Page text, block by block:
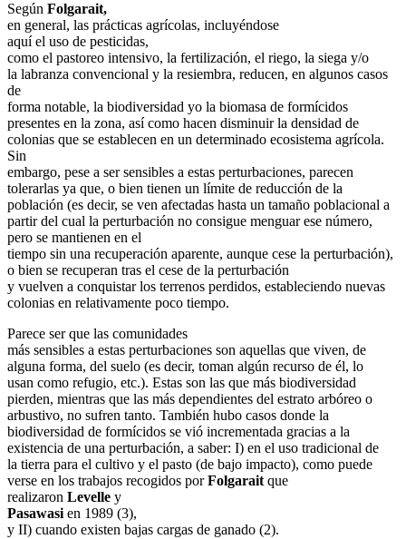
Según Folgarait,
en general, las prácticas agrícolas, incluyéndose
aquí el uso de pesticidas,
como el pastoreo intensivo, la fertilización, el riego, la siega y/o
la labranza convencional y la resiembra, reducen, en algunos casos
de
forma notable, la biodiversidad yo la biomasa de formícidos
presentes en la zona, así como hacen disminuir la densidad de
colonias que se establecen en un determinado ecosistema agrícola.
Sin
embargo, pese a ser sensibles a estas perturbaciones, parecen
tolerarlas ya que, o bien tienen un límite de reducción de la
población (es decir, se ven afectadas hasta un tamaño poblacional a
partir del cual la perturbación no consigue menguar ese número,
pero se mantienen en el
tiempo sin una recuperación aparente, aunque cese la perturbación),
o bien se recuperan tras el cese de la perturbación
y vuelven a conquistar los terrenos perdidos, estableciendo nuevas
colonias en relativamente poco tiempo.
Parece ser que las comunidades
más sensibles a estas perturbaciones son aquellas que viven, de
alguna forma, del suelo (es decir, toman algún recurso de él, lo
usan como refugio, etc.). Estas son las que más biodiversidad
pierden, mientras que las más dependientes del estrato arbóreo o
arbustivo, no sufren tanto. También hubo casos donde la
biodiversidad de formícidos se vió incrementada gracias a la
existencia de una perturbación, a saber: I) en el uso tradicional de
la tierra para el cultivo y el pasto (de bajo impacto), como puede
verse en los trabajos recogidos porFolgarait que
realizaron Levelle y
Pasawasi en 1989 (3),
y II) cuando existen bajas cargas de ganado (2).